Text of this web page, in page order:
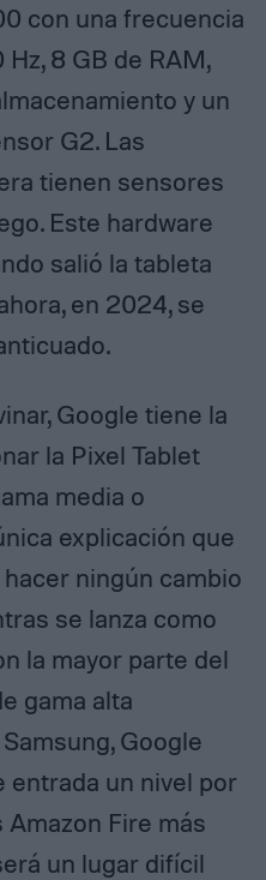
con una frecuencia
8 GB de RAM,
y un
G2. Las
tienen sensores
Este hardware
salió la tableta
en 2024, se
Google tiene la
la Pixel Tablet
media o
explicación que
ningún cambio
se lanza como
la mayor parte del
gama alta
Google
entrada un nivel por
Fire más
un lugar difícil